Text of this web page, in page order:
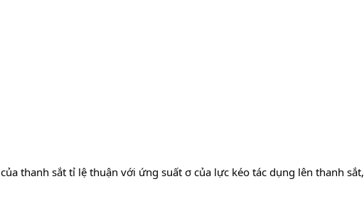
của thanh sắt tỉ lệ thuận với ứng suất σ của lực kéo tác dụng lên thanh sắt,